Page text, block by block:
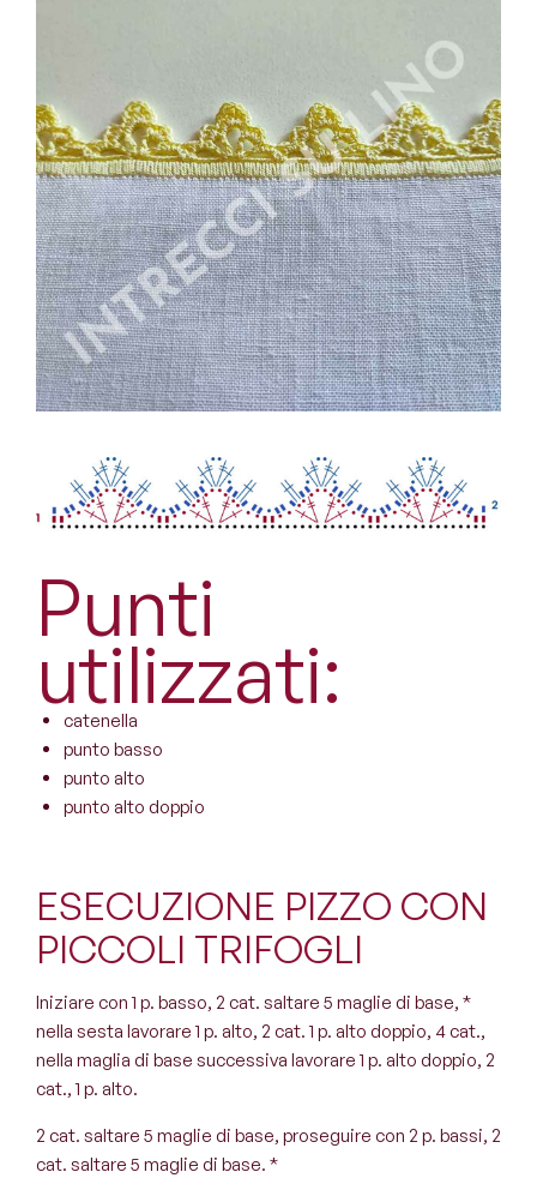
Punti
utilizzati:
catenella
punto basso
punto alto
punto alto doppio
ESECUZIONE PIZZO CON
PICCOLI TRIFOGLI
Iniziare con 1 p. basso, 2 cat. saltare 5 maglie di base, *
nella sesta lavorare 1 p. alto, 2 cat. 1 p. alto doppio, 4 cat.,
nella maglia di base successiva lavorare 1 p. alto doppio, 2
cat., 1 p. alto.
2 cat. saltare 5 maglie di base, proseguire con 2 p. bassi, 2
cat. saltare 5 maglie di base. *